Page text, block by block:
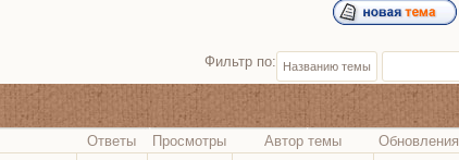
Фильтр по:
Ответы Просмотры Автор темы Обновления